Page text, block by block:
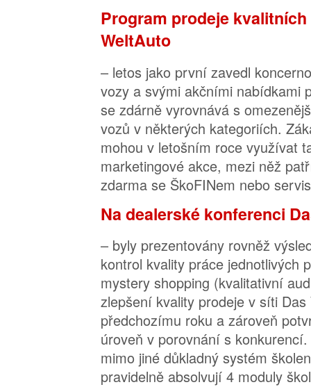
Program prodeje
WeltAuto
– letos jako první zavedl
vozy a svými akčními nabídkami
se zdárně vyrovnává s
vozů v některých kategoriích.
mohou v letošním roce využívat
marketingové akce, mezi něž
zdarma se ŠkoFINem nebo
Na dealerské konferenci
– byly prezentovány rovněž
kontrol kvality práce jednotlivých
mystery shopping (kvalitativní
zlepšení kvality prodeje v síti
předchozímu roku a zároveň
úroveň v porovnání s
mimo jiné důkladný systém
pravidelně absolvují 4 moduly